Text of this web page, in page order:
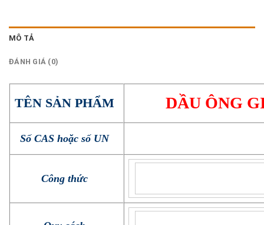
MÔ TẢ
ĐÁNH GIÁ (0)
TÊN SẢN PHẨM DẦU ÔNG
Số CAS hoặc số UN
Công thức